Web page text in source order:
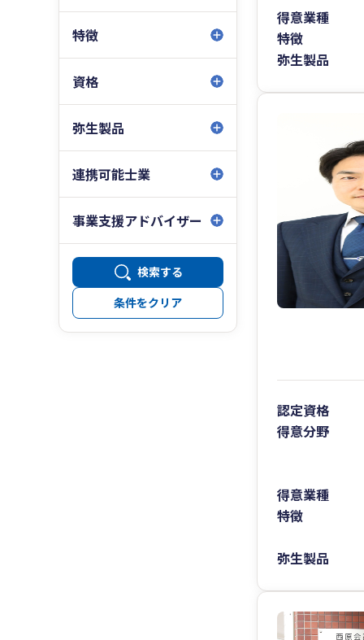
特徴
資格
弥生製品
連携可能士業
事業支援アドバイザー
検索する
条件をクリア
得意業種
特徴
弥生製品
認定資格
得意分野
得意業種
特徴
弥生製品